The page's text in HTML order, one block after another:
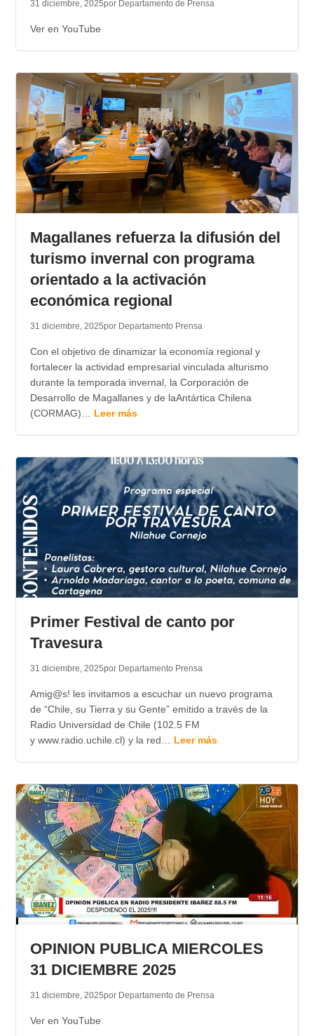
31 diciembre, 2025por Departamento de Prensa
Ver en YouTube
Magallanes refuerza la difusión del
turismo invernal con programa
orientado a la activación
económica regional
31 diciembre, 2025por Departamento Prensa
Con el objetivo de dinamizar la economía regional y
fortalecer la actividad empresarial vinculada alturismo
durante la temporada invernal, la Corporación de
Desarrollo de Magallanes y de laAntártica Chilena
(CORMAG)… Leer más
Primer Festival de canto por
Travesura
31 diciembre, 2025por Departamento Prensa
Amig@s! les invitamos a escuchar un nuevo programa
de “Chile, su Tierra y su Gente” emitido a través de la
Radio Universidad de Chile (102.5 FM
y www.radio.uchile.cl) y la red… Leer más
OPINION PUBLICA MIERCOLES
31 DICIEMBRE 2025
31 diciembre, 2025por Departamento de Prensa
Ver en YouTube